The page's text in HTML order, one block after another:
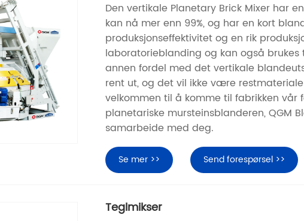
Den vertikale Planetary Brick Mixer har
kan nå mer enn 99%, og har en kort
produksjonseffektivitet og en rik
laboratorieblanding og kan også brukes
annen fordel med det vertikale
rent ut, og det vil ikke være
velkommen til å komme til fabrikken vår
planetariske mursteinsblanderen, QGM
samarbeide med deg.
Se mer >> Send forespørsel >>
Teglmikser